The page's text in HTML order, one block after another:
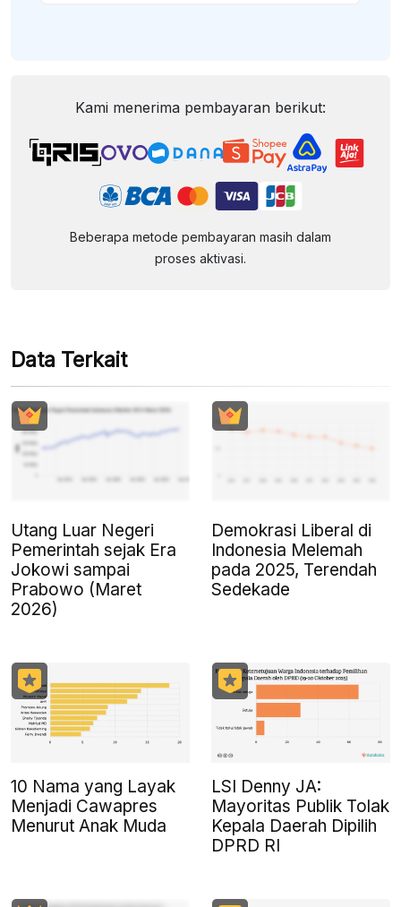
Kami menerima pembayaran berikut:
Beberapa metode pembayaran masih dalam
proses aktivasi.
Data Terkait
Utang Luar Negeri
Pemerintah sejak Era
Jokowi sampai
Prabowo (Maret
2026)
Demokrasi Liberal di
Indonesia Melemah
pada 2025, Terendah
Sedekade
10 Nama yang Layak
Menjadi Cawapres
Menurut Anak Muda
LSI Denny JA:
Mayoritas Publik Tolak
Kepala Daerah Dipilih
DPRD RI